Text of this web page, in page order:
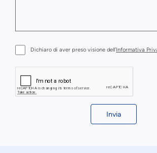
Dichiaro di aver preso visione dell’Informativa
Invia